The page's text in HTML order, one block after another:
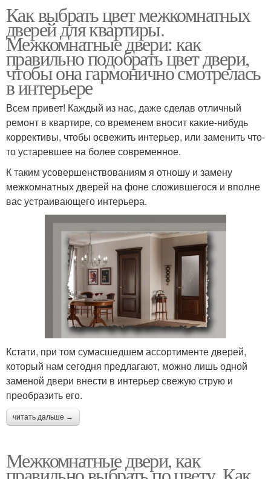
Как выбрать цвет межкомнатных
дверей для квартиры.
Межкомнатные двери: как
правильно подобрать цвет двери,
чтобы она гармонично смотрелась
в интерьере
Всем привет! Каждый из нас, даже сделав отличный
ремонт в квартире, со временем вносит какие-нибудь
коррективы, чтобы освежить интерьер, или заменить что-
то устаревшее на более современное.
К таким усовершенствованиям я отношу и замену
межкомнатных дверей на фоне сложившегося и вполне
вас устраивающего интерьера.
Кстати, при том сумасшедшем ассортименте дверей,
который нам сегодня предлагают, можно лишь одной
заменой двери внести в интерьер свежую струю и
преобразить его.
читать дальше →
Межкомнатные двери, как